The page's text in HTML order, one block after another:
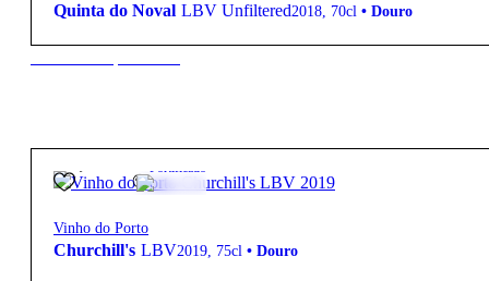
Quinta do Noval LBV Unfiltered2018, 70cl • Douro
20,50€ Fortificado
Vinho do Porto
Churchill's LBV2019, 75cl • Douro